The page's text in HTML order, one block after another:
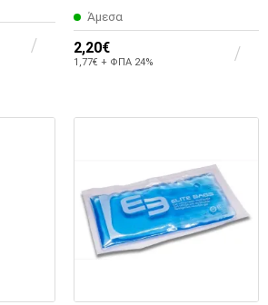
Άμεσα
2,20€
1,77€ + ΦΠΑ 24%